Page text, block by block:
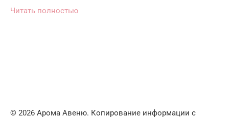
Читать полностью
© 2026 Арома Авеню. Копирование информации с